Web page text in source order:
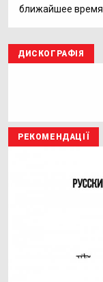
ближайшее время.
ДИСКОГРАФІЯ
РЕКОМЕНДАЦІЇ